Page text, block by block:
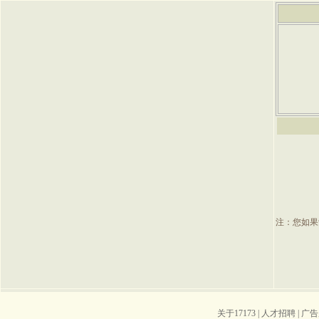
注：您如
关于17173 人才招聘
广